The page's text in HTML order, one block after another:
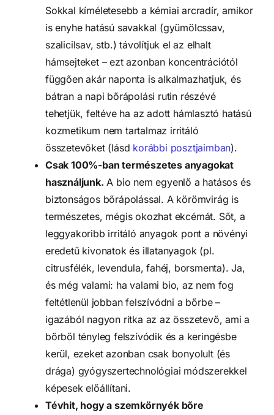
Sokkal kíméletesebb a kémiai arcradír, amikor
is enyhe hatású savakkal (gyümölcssav,
szalicilsav, stb.) távolítjuk el az elhalt
hámsejteket – ezt azonban koncentrációtól
függően akár naponta is alkalmazhatjuk, és
bátran a napi bőrápolási rutin részévé
tehetjük, feltéve ha az adott hámlasztó hatású
kozmetikum nem tartalmaz irritáló
összetevőket (lásd korábbi posztjaimban).
Csak 100%-ban természetes anyagokat
használjunk. A bio nem egyenlő a hatásos és
biztonságos bőrápolással. A körömvirág is
természetes, mégis okozhat ekcémát. Sőt, a
leggyakoribb irritáló anyagok pont a növényi
eredetű kivonatok és illatanyagok (pl.
citrusfélék, levendula, fahéj, borsmenta). Ja,
és még valami: ha valami bio, az nem fog
feltétlenül jobban felszívódni a bőrbe –
igazából nagyon ritka az az összetevő, ami a
bőrből tényleg felszívódik és a keringésbe
kerül, ezeket azonban csak bonyolult (és
drága) gyógyszertechnológiai módszerekkel
képesek előállítani.
Tévhit, hogy a szemkörnyék bőre